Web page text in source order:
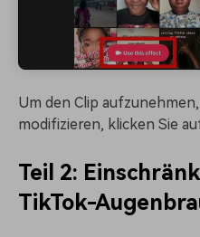
Um den Clip
modifizieren, klicken Sie
Teil 2:
TikTok-